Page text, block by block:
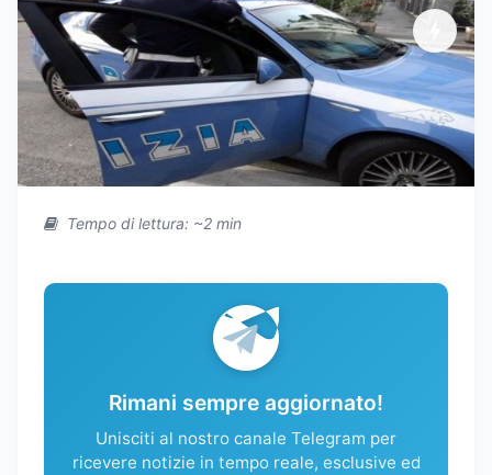
Tempo di lettura: ~2 min
Rimani sempre aggiornato!
Unisciti al nostro canale Telegram per
ricevere notizie in tempo reale, esclusive ed